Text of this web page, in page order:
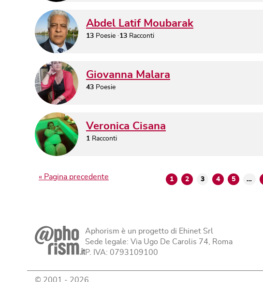
Abdel Latif Moubarak
13 Poesie 13 Racconti
Giovanna Malara
43 Poesie
Veronica Cisana
1 Racconti
1 2 3 4 5 …
« Pagina precedente
Aphorism è un progetto di Ehinet Srl
Sede legale: Via Ugo De Carolis 74, Roma
P. IVA: 0793109100
© 2001 - 2026